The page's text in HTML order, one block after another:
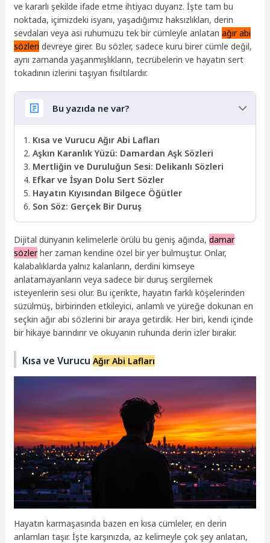
ve kararlı şekilde ifade etme ihtiyacı duyarız. İşte tam bu
noktada, içimizdeki isyanı, yaşadığımız haksızlıkları, derin
sevdaları veya asi ruhumuzu tek bir cümleyle anlatanağır abi
sözleri devreye girer. Bu sözler, sadece kuru birer cümle değil,
aynı zamanda yaşanmışlıkların, tecrübelerin ve hayatın sert
tokadının izlerini taşıyan fısıltılardır.
Bu yazıda ne var?
Kısa ve Vurucu Ağır Abi Lafları
Aşkın Karanlık Yüzü: Damardan Aşk Sözleri
Mertliğin ve Duruluğun Sesi: Delikanlı Sözleri
Efkar ve İsyan Dolu Sert Sözler
Hayatın Kıyısından Bilgece Öğütler
Son Söz: Gerçek Bir Duruş
Dijital dünyanın kelimelerle örülü bu geniş ağında,damar
sözlerher zaman kendine özel bir yer bulmuştur. Onlar,
kalabalıklarda yalnız kalanların, derdini kimseye
anlatamayanların veya sadece bir duruş sergilemek
isteyenlerin sesi olur. Bu içerikte, hayatın farklı köşelerinden
süzülmüş, birbirinden etkileyici, anlamlı ve yüreğe dokunan en
seçkin ağır abi sözlerini bir araya getirdik. Her biri, kendi içinde
bir hikaye barındırır ve okuyanın ruhunda derin izler bırakır.
Kısa ve VurucuAğır Abi Lafları
Hayatın karmaşasında bazen en kısa cümleler, en derin
anlamları taşır. İşte karşınızda, az kelimeyle çok şey anlatan,